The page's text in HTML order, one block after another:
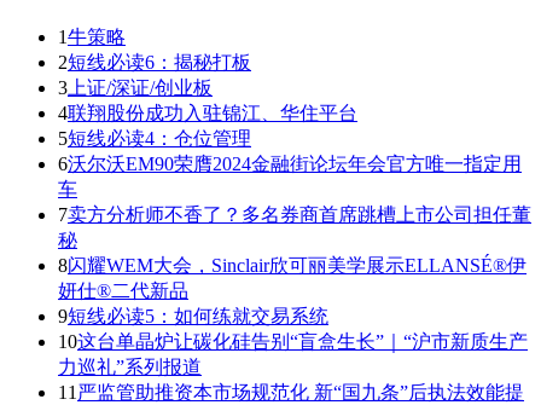
1牛策略
2短线必读6：揭秘打板
3 上证/深证/创业板
4联翔股份成功入驻锦江、华住平台
5短线必读4：仓位管理
6沃尔沃EM90荣膺2024金融街论坛年会官方唯一指定用
车
7卖方分析师不香了？多名券商首席跳槽上市公司担任董
秘
8闪耀WEM大会，Sinclair欣可丽美学展示ELLANSÉ®伊
妍仕®二代新品
9短线必读5：如何练就交易系统
10这台单晶炉让碳化硅告别“盲盒生长”｜“沪市新质生产
力巡礼”系列报道
11 严监管助推资本市场规范化 新“国九条”后执法效能提